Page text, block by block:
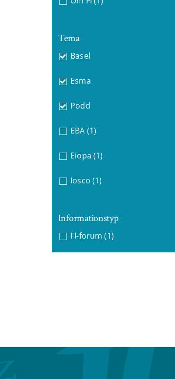
Tema
Basel
Esma
Podd
EBA (1)
Eiopa (1)
Iosco (1)
Informationstyp
FI-forum (1)